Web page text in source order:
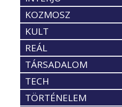
KOZMOSZ
KULT
REÁL
TÁRSADALOM
TECH
TÖRTÉNELEM